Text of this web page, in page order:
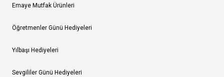
Emaye Mutfak Ürünleri
Öğretmenler Günü Hediyeleri
Yılbaşı Hediyeleri
Sevgililer Günü Hediyeleri